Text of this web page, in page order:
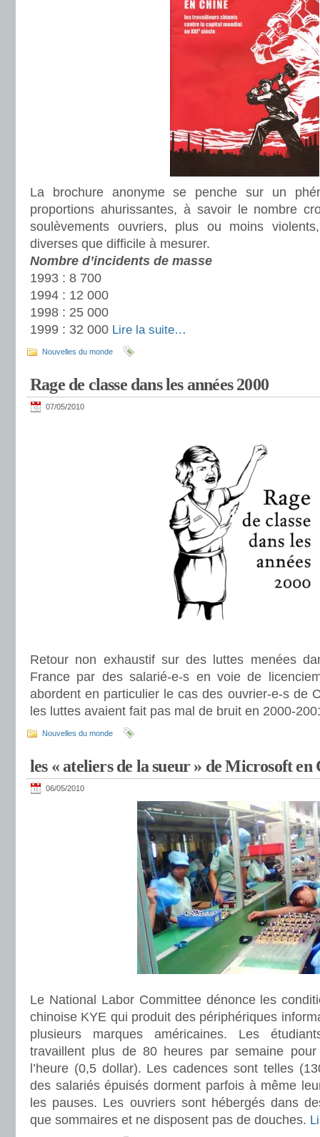
La brochure anonyme se penche sur un
proportions ahurissantes, à savoir le nombre
soulèvements ouvriers, plus ou moins
diverses que difficile à mesurer.
Nombre d’incidents de masse
1993 : 8 700
1994 : 12 000
1998 : 25 000
1999 : 32 000 Lire la suite…
Nouvelles du monde
Rage de classe dans les années 2000
07/05/2010
Retour non exhaustif sur des luttes menées
France par des salarié-e-s en voie de
abordent en particulier le cas des ouvrier-e-s de
les luttes avaient fait pas mal de bruit en 2000-
Nouvelles du monde
les « ateliers de la sueur » de Microsoft en
06/05/2010
Le National Labor Committee dénonce les
chinoise KYE qui produit des périphériques
plusieurs marques américaines. Les
travaillent plus de 80 heures par semaine pour
l’heure (0,5 dollar). Les cadences sont telles
des salariés épuisés dorment parfois à même
les pauses. Les ouvriers sont hébergés dans
que sommaires et ne disposent pas de douches.